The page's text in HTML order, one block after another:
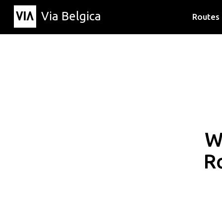
Via Belgica Routes